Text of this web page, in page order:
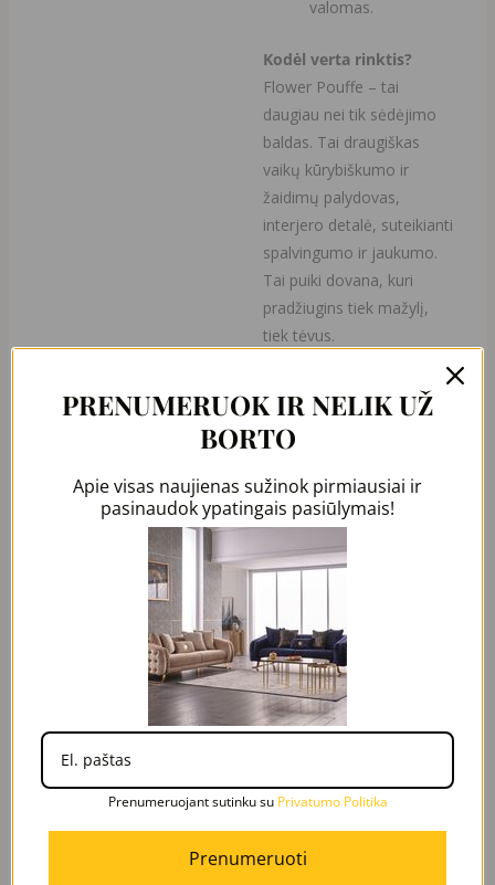
valomas.
Kodėl verta rinktis?
Flower Pouffe – tai
daugiau nei tik sėdėjimo
baldas. Tai draugiškas
vaikų kūrybiškumo ir
žaidimų palydovas,
interjero detalė, suteikianti
spalvingumo ir jaukumo.
Tai puiki dovana, kuri
pradžiugins tiek mažylį,
tiek tėvus.
INTERNETU!
Klientų atsiliepimai
★★★★★Rated
"Aš tokia bijanti spalvų...
★★★★★Rated
"Labai gražiai ir dera prie
PRENUMERUOK IR NELIK UŽ
BORTO
Apie visas naujienas sužinok pirmiausiai ir
pasinaudok ypatingais pasiūlymais!
Prenumeruojant sutinku su Privatumo Politika
Prenumeruoti